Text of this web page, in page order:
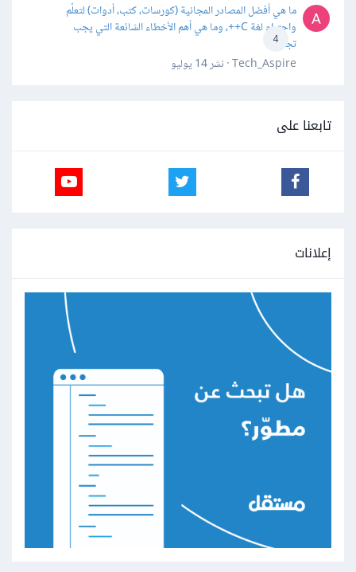
4
ما هي أفضل المصادر المجانية (كورسات، كتب، أدوات) لتعلّم
واحترام لغة C++، وما هي أهم الأخطاء الشائعة التي يجب
تجنبها؟
Tech_Aspire · نشر
14 يوليو
تابعنا على
إعلانات